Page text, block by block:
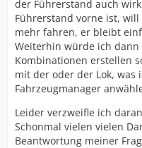
der Führerstand auch
Führerstand vorne ist,
mehr fahren, er bleibt
Weiterhin würde ich dann
Kombinationen erstellen
mit der oder der Lok, was
Fahrzeugmanager
Leider verzweifle ich
Schonmal vielen vielen
Beantwortung meiner